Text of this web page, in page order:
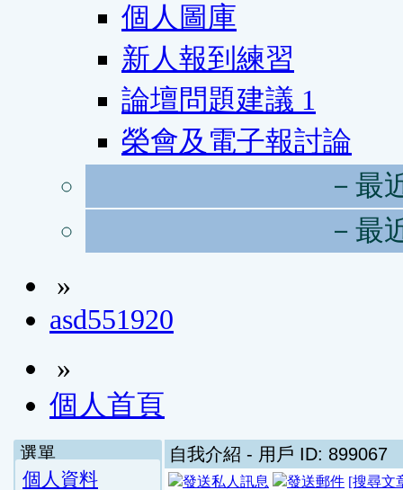
個人圖庫
新人報到練習
論壇問題建議 1
榮會及電子報討論
－最
－最
»
asd551920
»
個人首頁
選單
個人資料
自我介紹 - 用戶 ID: 899067
[搜尋文